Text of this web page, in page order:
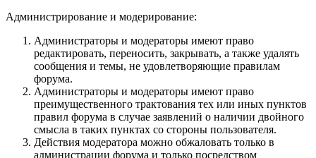
Администрирование и модерирование:
Администраторы и модераторы имеют право
редактировать, переносить, закрывать, а также удалять
сообщения и темы, не удовлетворяющие правилам
форума.
Администраторы и модераторы имеют право
преимущественного трактования тех или иных пунктов
правил форума в случае заявлений о наличии двойного
смысла в таких пунктах со стороны пользователя.
Действия модератора можно обжаловать только в
администрации форума и только посредством